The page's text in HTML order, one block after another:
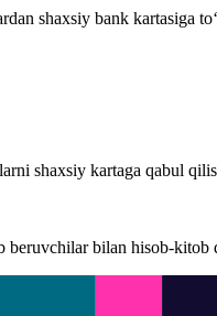
shaxsiy bank kartasiga
shaxsiy kartaga qabul
bilan hisob-